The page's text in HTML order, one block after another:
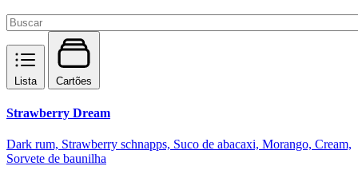
Lista Cartões
Strawberry Dream
Dark rum, Strawberry schnapps, Suco de abacaxi, Morango, Cream,
Sorvete de baunilha